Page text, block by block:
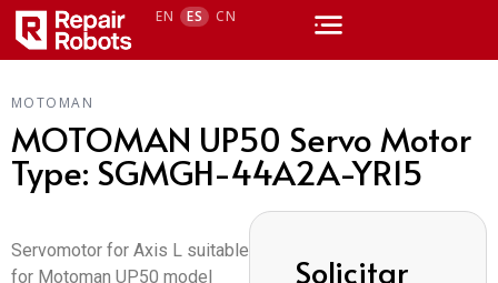
EN ES CN
MOTOMAN
MOTOMAN UP50 Servo Motor
Type: SGMGH-44A2A-YR15
Servomotor for Axis L suitable
for Motoman UP50 model
Solicitar